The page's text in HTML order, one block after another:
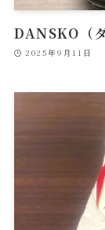
DANSKO（
2025年9月11日